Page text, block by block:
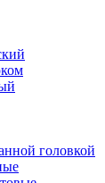
головкой